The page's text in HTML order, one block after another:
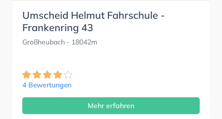
Umscheid Helmut Fahrschule -
Frankenring 43
Großheubach - 18042m
4 Bewertungen
Mehr erfahren